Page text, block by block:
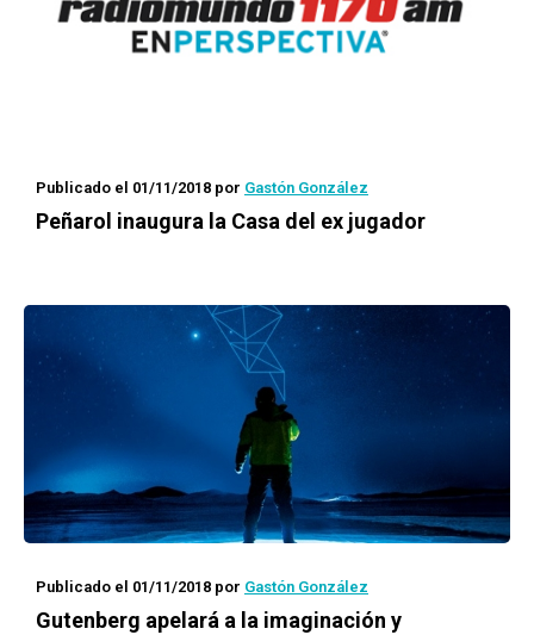
Publicado el 01/11/2018 por Gastón González
Peñarol inaugura la Casa del ex jugador
Publicado el 01/11/2018 por Gastón González
Gutenberg apelará a la imaginación y